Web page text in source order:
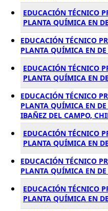
EDUCACIÓN TÉCNICO
PLANTA QUÍMICA EN
EDUCACIÓN TÉCNICO
PLANTA QUÍMICA EN
EDUCACIÓN TÉCNICO
PLANTA QUÍMICA EN
EDUCACIÓN TÉCNICO
PLANTA QUÍMICA EN DE
IBAÑEZ DEL CAMPO,
EDUCACIÓN TÉCNICO
PLANTA QUÍMICA EN
EDUCACIÓN TÉCNICO
PLANTA QUÍMICA EN
EDUCACIÓN TÉCNICO
PLANTA QUÍMICA EN